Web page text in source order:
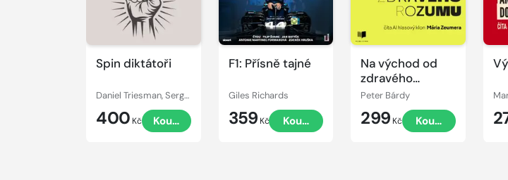
Spin diktátoři
Daniel Triesman, Sergej Gurijev
400 Kč Koupit
F1: Přísně tajné
Giles Richards
359 Kč Koupit
Na východ od
zdravého
rozumu
Peter Bárdy
299 Kč Koupit